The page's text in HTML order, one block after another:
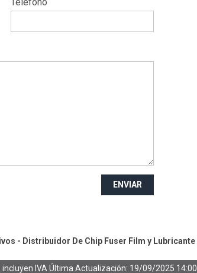
ENVIAR
- Distribuidor De Chip Fuser Film y Lubricante
incluyen IVA Última Actualización: 19/09/2025 14:00